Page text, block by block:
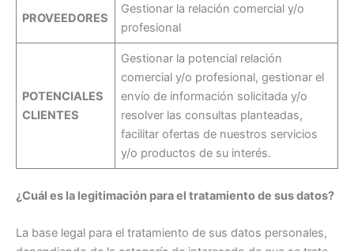
PROVEEDORES
Gestionar la relación comercial y/o
profesional
POTENCIALES
CLIENTES
Gestionar la potencial relación
comercial y/o profesional, gestionar el
envío de información solicitada y/o
resolver las consultas planteadas,
facilitar ofertas de nuestros servicios
y/o productos de su interés.
¿Cuál es la legitimación para el tratamiento de sus datos?
La base legal para el tratamiento de sus datos personales,